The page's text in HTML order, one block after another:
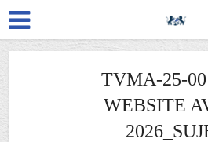
TVMA-25-
WEBSITE